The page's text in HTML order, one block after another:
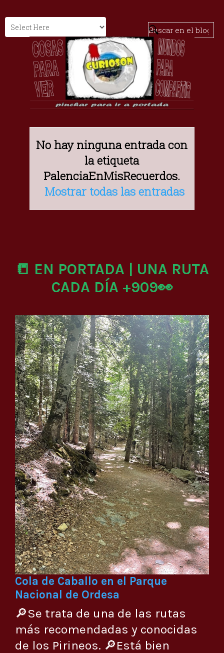
No hay ninguna entrada con
la etiqueta
PalenciaEnMisRecuerdos.
Mostrar todas las entradas
📒 EN PORTADA | UNA RUTA
CADA DÍA +909👀
Cola de Caballo en el Parque
Nacional de Ordesa
🔎Se trata de una de las rutas
más recomendadas y conocidas
de los Pirineos. 🔎Está bien